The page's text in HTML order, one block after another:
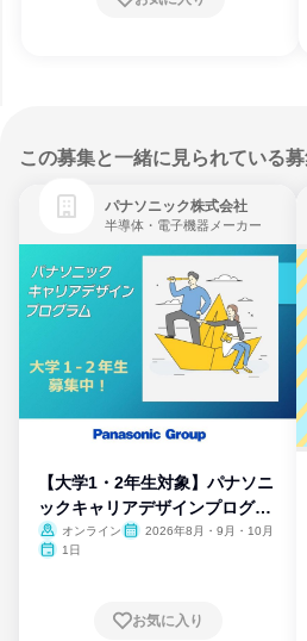
この募集と一緒に見られている
パナソニック株式会社
半導体・電子機器メーカー
【大学1・2年生対象】パナソニ
ックキャリアデザインプログラ
ム
オンライン
2026年8月・9月・10月
1日
お気に入り